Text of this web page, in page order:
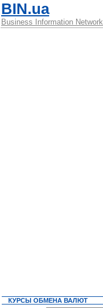
BIN.ua
Business Information Network
КУРСЫ ОБМЕНА ВАЛЮТ